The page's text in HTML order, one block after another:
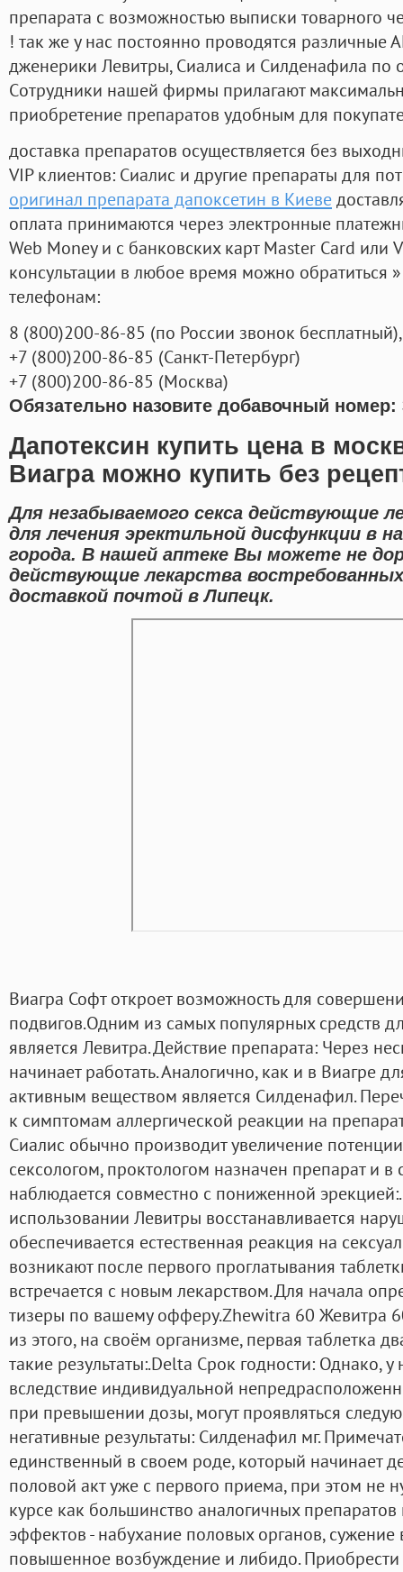
препарата с возможностью выписки товарного
! так же у нас постоянно проводятся
дженерики Левитры, Сиалиса и Силденафила по
Cотрудники нашей фирмы прилагают
приобретение препаратов удобным для
доставка препаратов осуществляется без
VIP клиентов: Сиалис и другие препараты для
оригинал препарата дапоксетин в Киеве
оплата принимаются через электронные
Web Money и с банковских карт Master Card или
консультации в любое время можно обратиться
телефонам:
8 (800)200-86-85 (по России звонок бесплатный),
+7 (800)200-86-85 (Санкт-Петербург)
+7 (800)200-86-85 (Москва)
Обязательно назовите добавочный номер:
Дапотексин купить цена в
Виагра можно купить без
Для незабываемого секса действующие
для лечения эректильной дисфункции в
города. В нашей аптеке Вы можете не
действующие лекарства
доставкой почтой в Липецк.
Виагра Софт откроет возможность для
подвигов.Одним из самых популярных средств
является Левитра. Действие препарата: Через
начинает работать. Аналогично, как и в Виагре
активным веществом является Силденафил.
к симптомам аллергической реакции на
Сиалис обычно производит увеличение
сексологом, проктологом назначен препарат и в
наблюдается совместно с пониженной
использовании Левитры восстанавливается
обеспечивается естественная реакция на
возникают после первого проглатывания
встречается с новым лекарством. Для начала
тизеры по вашему офферу.Zhewitra 60 Жевитра
из этого, на своём организме, первая таблетка
такие результаты:.Delta Срок годности: Однако,
вследствие индивидуальной
при превышении дозы, могут проявляться
негативные результаты: Силденафил мг.
единственный в своем роде, который начинает
половой акт уже с первого приема, при этом не
курсе как большинство аналогичных
эффектов - набухание половых органов,
повышенное возбуждение и либидо.